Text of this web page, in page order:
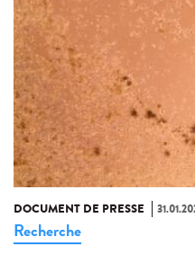
DOCUMENT DE PRESSE
Recherche